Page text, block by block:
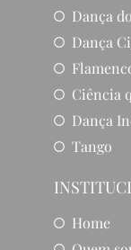
Dança
Dança
Ciência
Dança
Tango
Home